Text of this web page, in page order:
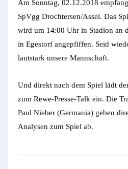
Am Sonntag, 02.12.2018
SpVgg Drochtersen/Assel. Das
wird um 14:00 Uhr in Stadion an
in Egestorf angepfiffen. Seid
lautstark unsere Mannschaft.
Und direkt nach dem Spiel lädt
zum Rewe-Presse-Talk ein. Die
Paul Nieber (Germania) geben
Analysen zum Spiel ab.